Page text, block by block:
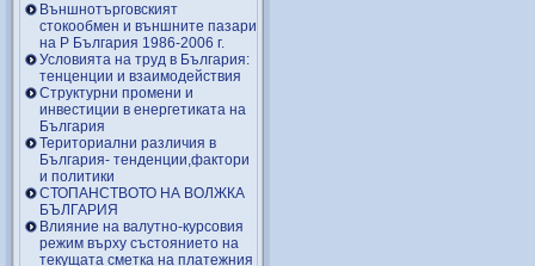
Външнотърговският
стокообмен и външните пазари
на Р България 1986-2006 г.
Условията на труд в България:
тенценции и взаимодействия
Структурни промени и
инвестиции в енергетиката на
България
Териториални различия в
България- тенденции,фактори
и политики
СТОПАНСТВОТО НА ВОЛЖКА
БЪЛГАРИЯ
Влияние на валутно-курсовия
режим върху състоянието на
текущата сметка на платежния